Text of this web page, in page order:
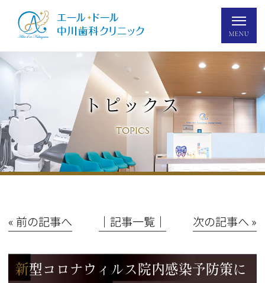
トピックス
TOPICS
« 前の記事へ │記事一覧│ 次の記事へ »
新型コロナウィルス院内感染予防策に